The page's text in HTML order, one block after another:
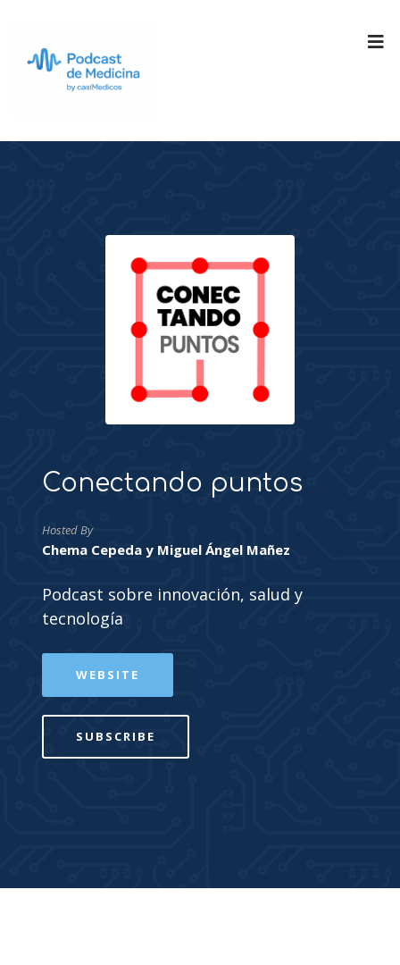
Conectando puntos
Hosted By
Chema Cepeda y Miguel Ángel Mañez
Podcast sobre innovación, salud y
tecnología
WEBSITE
SUBSCRIBE